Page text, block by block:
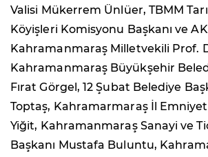
Valisi Mükerrem Ünlüer, TBMM
Köyişleri Komisyonu Başkanı ve
Kahramanmaraş Milletvekili Prof.
Kahramanmaraş Büyükşehir
Fırat Görgel, 12 Şubat Belediye
Toptaş, Kahramarmaraş İl
Yiğit, Kahramanmaraş Sanayi ve
Başkanı Mustafa Buluntu,